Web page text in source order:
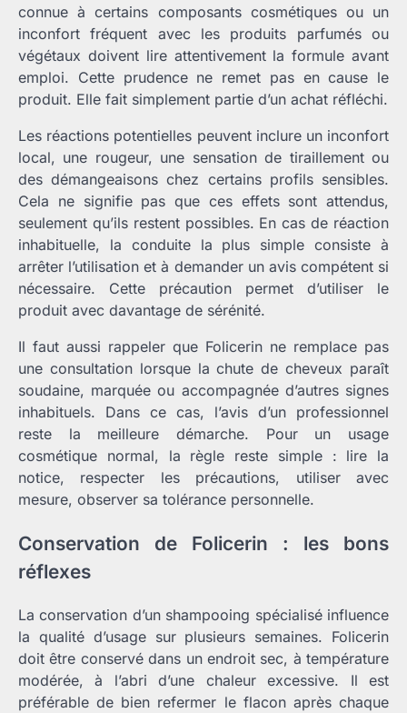
connue à certains composants cosmétiques ou un
inconfort fréquent avec les produits parfumés ou
végétaux doivent lire attentivement la formule avant
emploi. Cette prudence ne remet pas en cause le
produit. Elle fait simplement partie d’un achat réfléchi.
Les réactions potentielles peuvent inclure un inconfort
local, une rougeur, une sensation de tiraillement ou
des démangeaisons chez certains profils sensibles.
Cela ne signifie pas que ces effets sont attendus,
seulement qu’ils restent possibles. En cas de réaction
inhabituelle, la conduite la plus simple consiste à
arrêter l’utilisation et à demander un avis compétent si
nécessaire. Cette précaution permet d’utiliser le
produit avec davantage de sérénité.
Il faut aussi rappeler que Folicerin ne remplace pas
une consultation lorsque la chute de cheveux paraît
soudaine, marquée ou accompagnée d’autres signes
inhabituels. Dans ce cas, l’avis d’un professionnel
reste la meilleure démarche. Pour un usage
cosmétique normal, la règle reste simple : lire la
notice, respecter les précautions, utiliser avec
mesure, observer sa tolérance personnelle.
Conservation de Folicerin : les bons
réflexes
La conservation d’un shampooing spécialisé influence
la qualité d’usage sur plusieurs semaines. Folicerin
doit être conservé dans un endroit sec, à température
modérée, à l’abri d’une chaleur excessive. Il est
préférable de bien refermer le flacon après chaque